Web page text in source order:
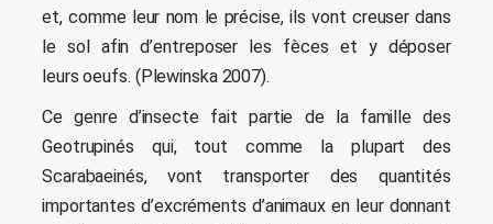
et, comme leur nom le précise, ils vont creuser dans
le sol afin d’entreposer les fèces et y déposer
leurs oeufs. (Plewinska 2007).
Ce genre d’insecte fait partie de la famille des
Geotrupinés qui, tout comme la plupart des
Scarabaeinés, vont transporter des quantités
importantes d’excréments d’animaux en leur donnant